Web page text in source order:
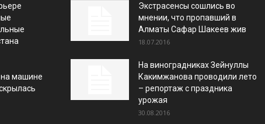
машине
Экстрасенсы сошлись во
мнении, что пропавший в
Алматы Сафар Шакеев жив
18.07.2016
На виноградниках Зейнуллы
Какимжанова проводили лето
– репортаж с праздника
урожая
30.08.2016